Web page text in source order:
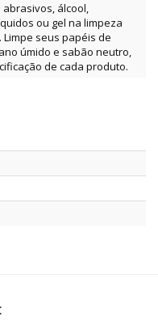
álcool,
ou gel na limpeza
seus papéis de
úmido e sabão neutro,
de cada produto.